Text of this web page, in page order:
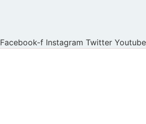
Facebook-f Instagram Twitter Youtube